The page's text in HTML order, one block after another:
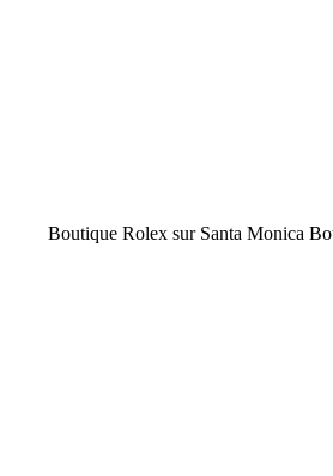
Boutique Rolex sur Santa Monica